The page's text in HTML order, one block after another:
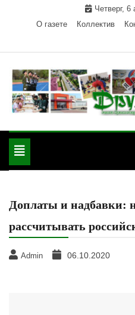
Четверг, 6
О газете
Коллектив
Красногвардейского
Toggle
navigation
Доплаты и надбавки:
рассчитывать
Admin 06.10.2020